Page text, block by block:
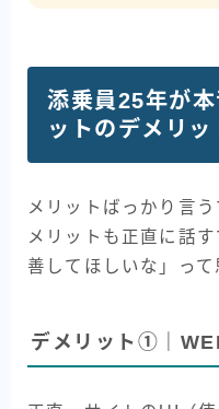
添乗員25年が
ットのデメリッ
メリットばっかり言
メリットも正直に話
善してほしいな」って
デメリット①｜